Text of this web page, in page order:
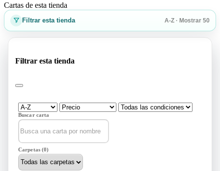
Cartas de esta tienda
Filtrar esta tienda A-Z · Mostrar 50
Filtrar esta tienda
Buscar carta
Carpetas (0)